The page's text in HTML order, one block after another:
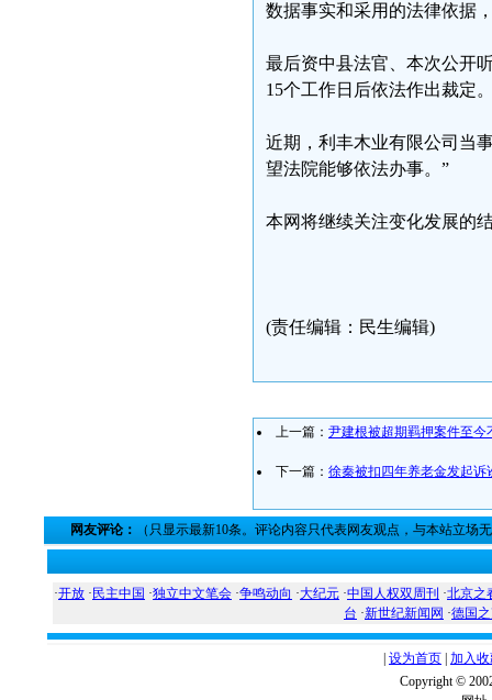
数据事实和采用的法律依据
最后资中县法官、本次公开
15个工作日后依法作出裁定
近期，利丰木业有限公司当
望法院能够依法办事。”
本网将继续关注变化发展的
(责任编辑：民生编辑)
上一篇： 尹建根被超期羁押案件至今
下一篇： 徐秦被扣四年养老金发起诉
网友评论： （只显示最新10条。评论内容只代表网友观点，与本站立场
·开放 · 民主中国 ·独立中文笔会 ·争鸣动向 ·大纪元 ·中国人权双周刊 ·北京之
台 ·新世纪新闻网 ·德国
设为首页 加入
Copyright ©